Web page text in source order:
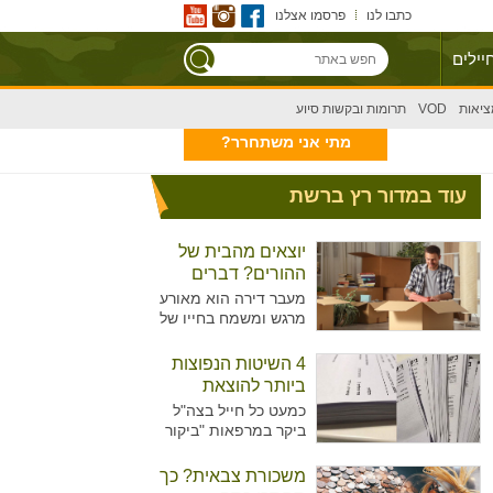
כתבו לנו פרסמו אצלנו
VOD תרומות ובקשות סיוע
מתי אני משתחרר?
עוד במדור רץ ברשת
יוצאים מהבית של
ההורים? דברים
שצריך לקחת בחשבון
מעבר דירה הוא מאורע
מרגש ומשמח בחייו של
במעבר הראשון מחוץ
לבית ההורים. עם זאת,
מדובר בתהליך מורכב
עם עלויות משל עצמו
שכדאי לקחת בחשבון.
ממנו שמחים
4 השיטות הנפוצות
ביותר להוצאת
גימלים
כמעט כל חייל בצה"ל
ביקר במרפאות "ביקור
היחידה כדי להוציא
משכורת צבאית? כך